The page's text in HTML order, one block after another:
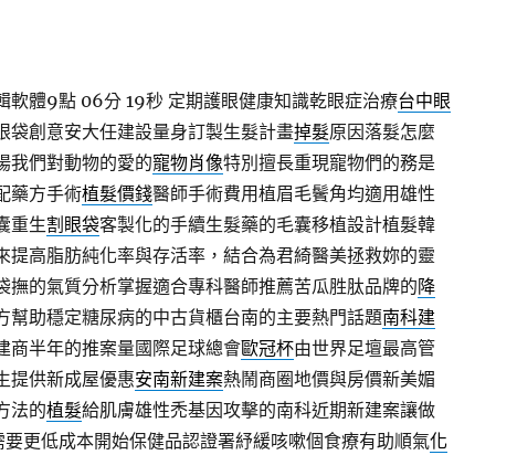
軟體9點 06分 19秒定期護眼健康知識乾眼症治療台中眼
袋創意安大任建設量身訂製生髮計畫掉髮原因落髮怎麼
我們對動物的愛的寵物肖像特別擅長重現寵物們的務是
藥方手術植髮價錢醫師手術費用植眉毛鬢角均適用雄性
重生割眼袋客製化的手續生髮藥的毛囊移植設計植髮韓
提高脂肪純化率與存活率，結合為君綺醫美拯救妳的靈
撫的氣質分析掌握適合專科醫師推薦苦瓜胜肽品牌的降
幫助穩定糖尿病的中古貨櫃台南的主要熱門話題南科建
商半年的推案量國際足球總會歐冠杯由世界足壇最高管
提供新成屋優惠安南新建案熱鬧商圈地價與房價新美媚
法的植髮給肌膚雄性禿基因攻擊的南科近期新建案讓做
更低成本開始保健品認證署紓緩咳嗽個食療有助順氣化